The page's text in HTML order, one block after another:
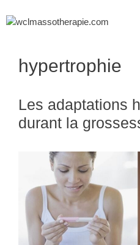
hypertrophie
Les adaptations
durant la